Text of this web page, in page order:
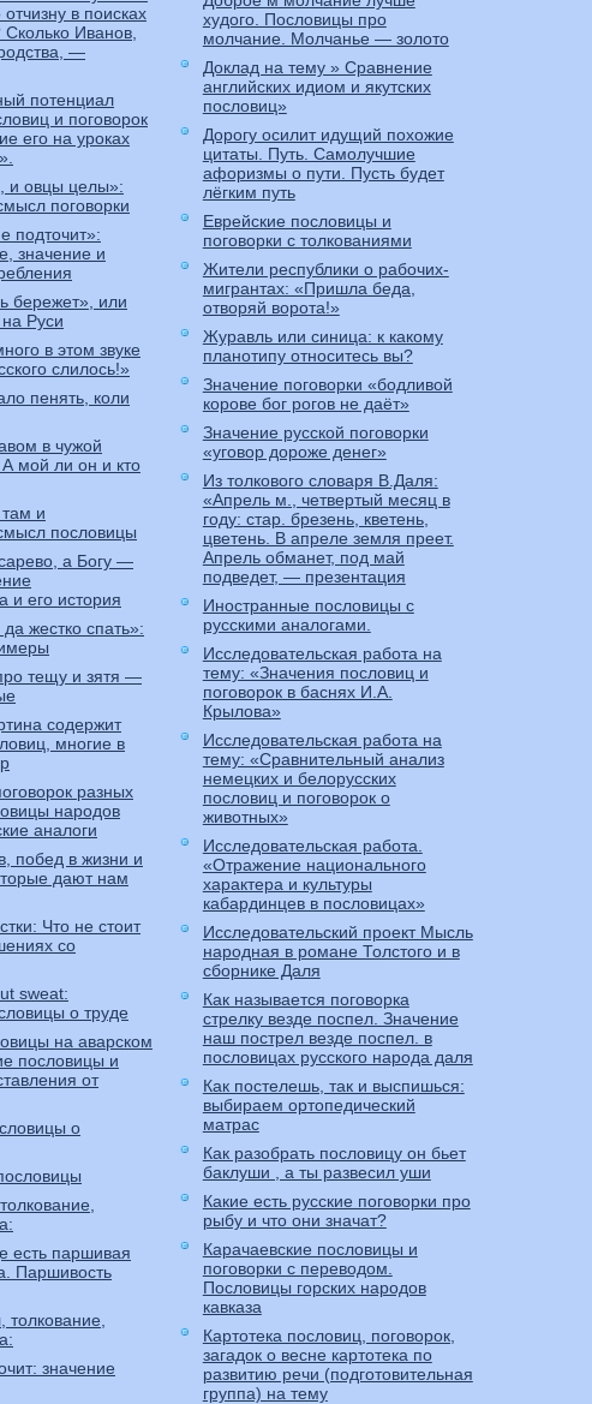
в поисках
Иванов,
—
потенциал
и поговорок
его на уроках
и овцы целы»:
поговорки
подточит»:
значение и
бережет», или
Руси
в этом звуке
слилось!»
пенять, коли
в чужой
мой ли он и кто
и
пословицы
а Богу —
и его история
жестко спать»:
тещу и зятя —
содержит
многие в
разных
народов
аналоги
побед в жизни и
дают нам
Что не стоит
со
sweat:
о труде
на аварском
пословицы и
от
о
есть паршивая
Паршивость
значение
худого. Пословицы про
молчание. Молчанье — золото
Доклад на тему » Сравнение
английских идиом и якутских
пословиц»
Дорогу осилит идущий похожие
цитаты. Путь. Самолучшие
афоризмы о пути. Пусть будет
лёгким путь
Еврейские пословицы и
поговорки с толкованиями
Жители республики о рабочих-
мигрантах: «Пришла беда,
отворяй ворота!»
Журавль или синица: к какому
планотипу относитесь вы?
Значение поговорки «бодливой
корове бог рогов не даёт»
Значение русской поговорки
«уговор дороже денег»
Из толкового словаря В.Даля:
«Апрель м., четвертый месяц в
году: стар. брезень, кветень,
цветень. В апреле земля преет.
Апрель обманет, под май
подведет, — презентация
Иностранные пословицы с
русскими аналогами.
Исследовательская работа на
тему: «Значения пословиц и
поговорок в баснях И.А.
Крылова»
Исследовательская работа на
тему: «Сравнительный анализ
немецких и белорусских
пословиц и поговорок о
животных»
Исследовательская работа.
«Отражение национального
характера и культуры
кабардинцев в пословицах»
Исследовательский проект Мысль
народная в романе Толстого и в
сборнике Даля
Как называется поговорка
стрелку везде поспел. Значение
наш пострел везде поспел. в
пословицах русского народа даля
Как постелешь, так и выспишься:
выбираем ортопедический
матрас
Как разобрать пословицу он бьет
баклуши , а ты развесил уши
Какие есть русские поговорки про
рыбу и что они значат?
Карачаевские пословицы и
поговорки с переводом.
Пословицы горских народов
кавказа
Картотека пословиц, поговорок,
загадок о весне картотека по
развитию речи (подготовительная
группа) на тему